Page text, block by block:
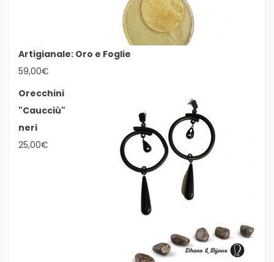
Artigianale: Oro e Foglie
59,00€
Orecchini
"Caucciù"
neri
25,00€